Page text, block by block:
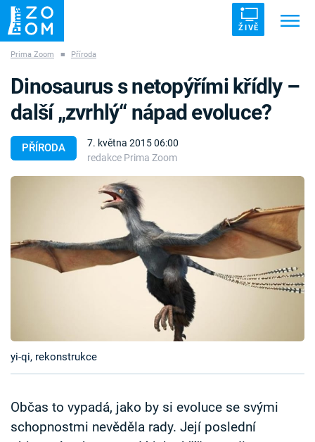
ŽIVĚ
ZÁHADY VETŘELCI DÁVNOVĚKU
Pořady
Sledujte prima+
Přihlášení
Prima Zoom ■ Příroda
PŘÍRODA
7. května 2015 06:00
redakce Prima Zoom
Dinosaurus s netopýřími křídly –
další „zvrhlý“ nápad evoluce?
yi-qi, rekonstrukce
Občas to vypadá, jako by si evoluce se svými
schopnostmi nevěděla rady. Její poslední